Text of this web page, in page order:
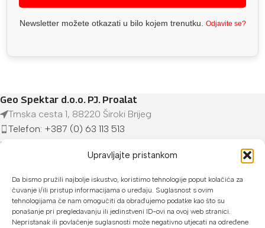
Upravljajte pristankom
Da bismo pružili najbolje iskustvo, koristimo tehnologije poput kolačića za
čuvanje i/ili pristup informacijama o uređaju. Suglasnost s ovim
tehnologijama će nam omogućiti da obrađujemo podatke kao što su
ponašanje pri pregledavanju ili jedinstveni ID-ovi na ovoj web stranici.
Nepristanak ili povlačenje suglasnosti može negativno utjecati na određene
Newsletter možete otkazati u bilo kojem trenutku. Odjavite se?
Geo Spektar d.o.o. PJ. Proalat
Trnska cesta 1, 88220 Široki Brijeg
Telefon: +387 (0) 63 113 513
Pon-Pet 08-16h / Sub 08-14h
PROALAT.BA
UVJETI KUPOVINE